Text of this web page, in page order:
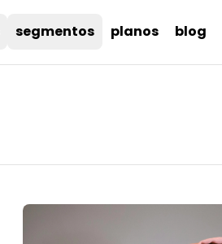
segmentos planos blog